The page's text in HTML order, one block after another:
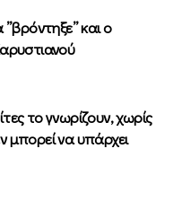
και ο
το γνωρίζουν, χωρίς
μπορεί να υπάρχει